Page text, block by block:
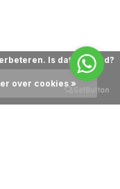
Is dat akkoord?
over cookies »